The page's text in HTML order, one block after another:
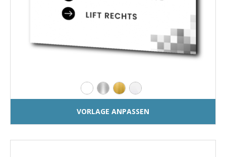
VORLAGE ANPASSEN